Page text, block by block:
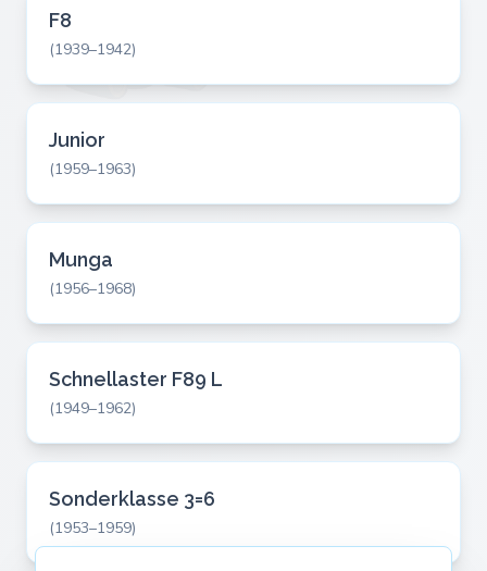
F8
(1939–1942)
Junior
(1959–1963)
Munga
(1956–1968)
Schnellaster F89 L
(1949–1962)
Sonderklasse 3=6
(1953–1959)